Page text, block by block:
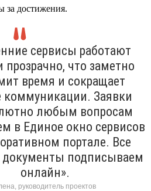
за достижения.
сервисы работают
прозрачно, что заметно
время и сокращает
Заявки
любым вопросам
в Единое окно сервисов
портале. Все
документы подписываем
онлайн».
руководитель проектов